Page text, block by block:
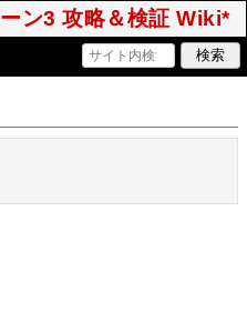
Splatoon3 - スプラトゥーン3 攻略＆検証 Wiki*